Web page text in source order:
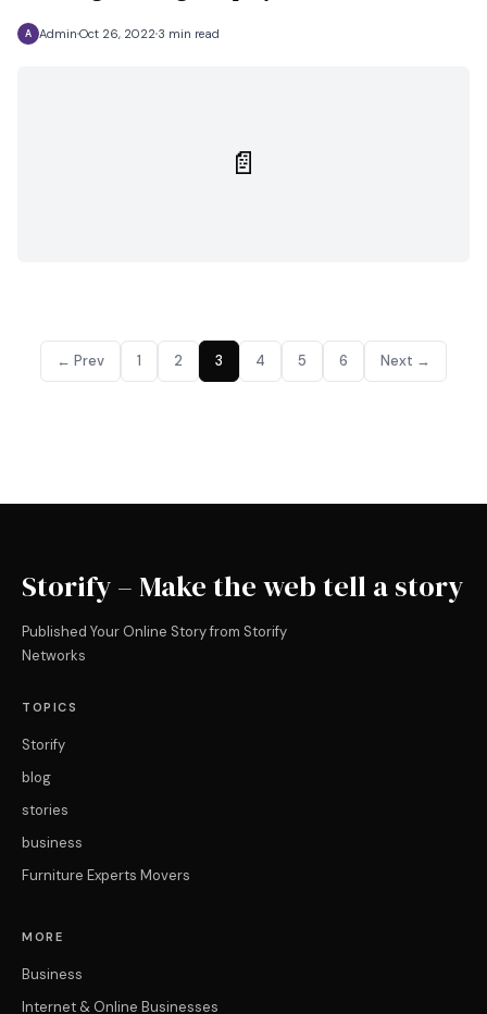
A Admin Oct 26, 2022 3 min read
📄
← Prev 1 2 3 4 5 6 Next →
Storify – Make the web tell a story
Published Your Online Story from Storify
Networks
TOPICS
Storify
blog
stories
business
Furniture Experts Movers
MORE
Business
Internet & Online Businesses